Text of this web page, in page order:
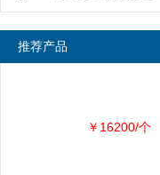
推荐产品
￥16200/个